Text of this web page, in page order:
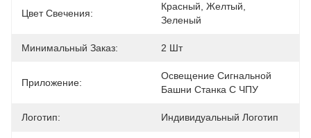
Цвет Свечения:
Красный, Желтый,
Зеленый
Минимальный Заказ: 2 Шт
Приложение:
Освещение Сигнальной
Башни Станка С ЧПУ
Логотип: Индивидуальный Логотип